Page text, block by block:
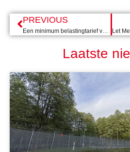
PREVIOUS
Een minimum belastingtarief voor bedrijven: is dit G7-plan het juiste?
Laatste